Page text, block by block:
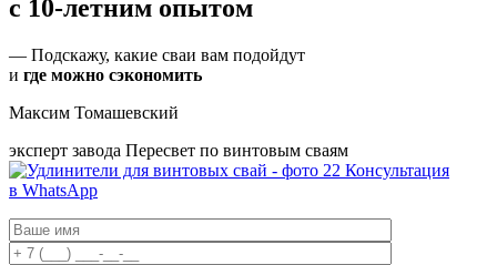
с 10-летним опытом
— Подскажу, какие сваи вам подойдут
и где можно сэкономить
Максим Томашевский
эксперт завода Пересвет по винтовым сваям
Консультация
в WhatsApp